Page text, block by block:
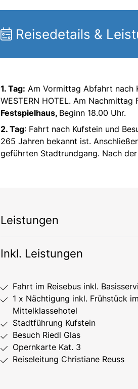
Reisedetails &
1. Tag: Am Vormittag Abfahrt nach
WESTERN HOTEL. Am Nachmittag
Festspielhaus, Beginn 18.00 Uhr.
2. Tag: Fahrt nach Kufstein und
265 Jahren bekannt ist.
geführten Stadtrundgang. Nach
Leistungen
Inkl. Leistungen
Fahrt im Reisebus inkl.
1 x Nächtigung inkl. Frühstück im
Mittelklassehotel
Stadtführung Kufstein
Besuch Riedl Glas
Opernkarte Kat. 3
Reiseleitung Christiane Reuss